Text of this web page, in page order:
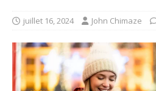
juillet 16, 2024 John Chimaze